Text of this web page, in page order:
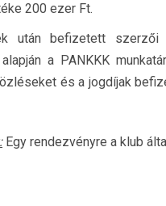
200 ezer Ft.
után befizetett
a PANKKK
és a jogdíjak
Egy rendezvényre a klub